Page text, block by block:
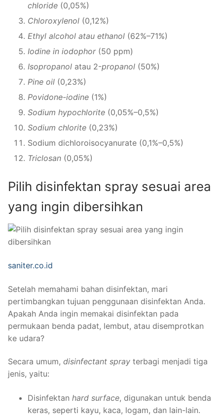
chloride (0,05%)
Chloroxylenol (0,12%)
Ethyl alcohol atau ethanol (62%–71%)
Iodine in iodophor(50 ppm)
Isopropanol atau 2-propanol (50%)
Pine oil (0,23%)
Povidone-iodine (1%)
Sodium hypochlorite (0,05%–0,5%)
Sodium chlorite (0,23%)
Sodium dichloroisocyanurate (0,1%–0,5%)
Triclosan (0,05%)
Pilih disinfektan spray sesuai area
yang ingin dibersihkan
saniter.co.id
Setelah memahami bahan disinfektan, mari
pertimbangkan tujuan penggunaan disinfektan Anda.
Apakah Anda ingin memakai disinfektan pada
permukaan benda padat, lembut, atau disemprotkan
ke udara?
Secara umum, disinfectant spray terbagi menjadi tiga
jenis, yaitu:
Disinfektan hard surface, digunakan untuk benda
keras, seperti kayu, kaca, logam, dan lain-lain.